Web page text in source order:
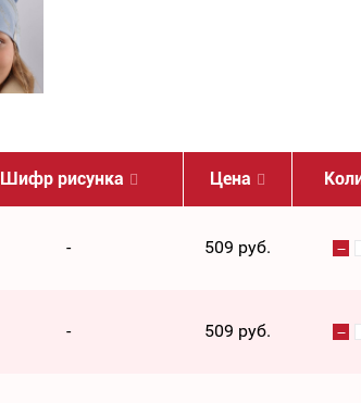
Шифр рисунка Цена
- 509 руб.
- 509 руб.